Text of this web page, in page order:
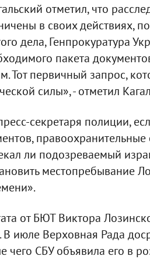
отметил, что
в своих действиях,
дела, Генпрокуратура
пакета
Тот первичный запрос,
силы», - отметил
секретаря полиции,
правоохранительные
ли подозреваемый
местопребывание
от БЮТ Виктора
В июле Верховная Рада
чего СБУ объявила его в